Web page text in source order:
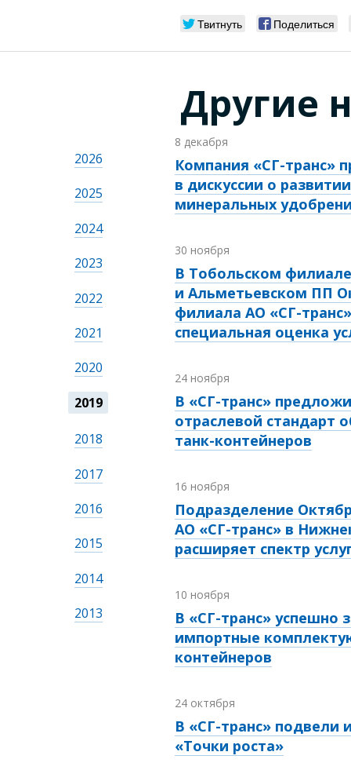
Твитнуть Поделиться
Другие
2026
2025
2024
2023
2022
2021
2020
2019
2018
2017
2016
2015
2014
2013
8 декабря
Компания «СГ-транс»
в дискуссии о
минеральных
30 ноября
В Тобольском филиале
и Альметьевском ПП
филиала АО «СГ-
специальная оценка
24 ноября
В «СГ-транс»
отраслевой стандарт
танк-контейнеров
16 ноября
Подразделение
АО «СГ-транс» в
расширяет спектр
10 ноября
В «СГ-транс» успешно
импортные
контейнеров
24 октября
В «СГ-транс» подвели
«Точки роста»